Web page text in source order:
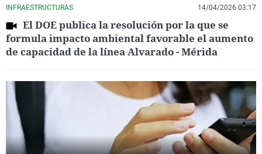
INFRAESTRUCTURAS 14/04/2026 03:17
El DOE publica la resolución por la que se
formula impacto ambiental favorable el aumento
de capacidad de la línea Alvarado - Mérida